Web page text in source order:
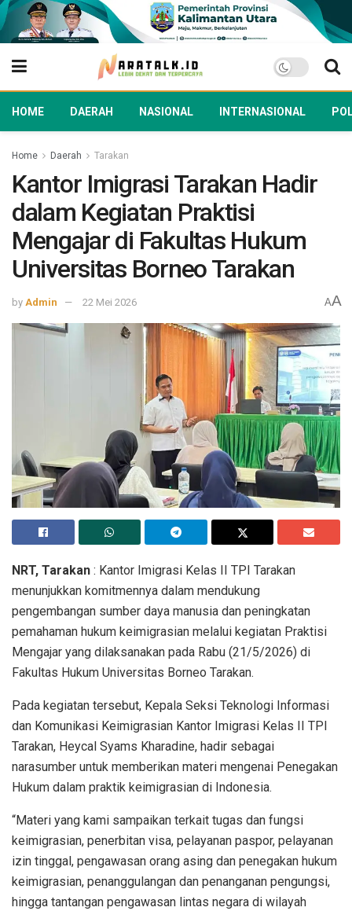
HOME DAERAH NASIONAL INTERNASIONAL
Home Daerah Tarakan
Kantor Imigrasi Tarakan Hadir
dalam Kegiatan Praktisi
Mengajar di Fakultas Hukum
Universitas Borneo Tarakan
by Admin 22 Mei 2026 AA
NRT, Tarakan : Kantor Imigrasi Kelas II TPI Tarakan
menunjukkan komitmennya dalam mendukung
pengembangan sumber daya manusia dan peningkatan
pemahaman hukum keimigrasian melalui kegiatan Praktisi
Mengajar yang dilaksanakan pada Rabu (21/5/2026) di
Fakultas Hukum Universitas Borneo Tarakan.
Pada kegiatan tersebut, Kepala Seksi Teknologi Informasi
dan Komunikasi Keimigrasian Kantor Imigrasi Kelas II TPI
Tarakan, Heycal Syams Kharadine, hadir sebagai
narasumber untuk memberikan materi mengenai Penegakan
Hukum dalam praktik keimigrasian di Indonesia.
“Materi yang kami sampaikan terkait tugas dan fungsi
keimigrasian, penerbitan visa, pelayanan paspor, pelayanan
izin tinggal, pengawasan orang asing dan penegakan hukum
keimigrasian, penanggulangan dan penanganan pengungsi,
hingga tantangan pengawasan lintas negara di wilayah